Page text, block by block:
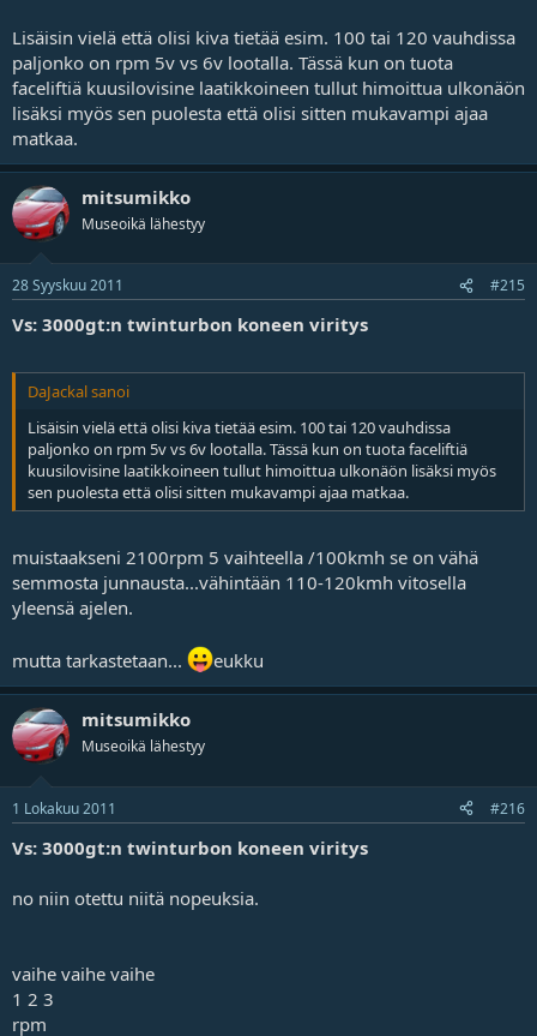
Lisäisin vielä että olisi kiva tietää esim. 100 tai 120 vauhdissa
paljonko on rpm 5v vs 6v lootalla. Tässä kun on tuota
faceliftiä kuusilovisine laatikkoineen tullut himoittua ulkonäön
lisäksi myös sen puolesta että olisi sitten mukavampi ajaa
matkaa.
mitsumikko
Museoikä lähestyy
28 Syyskuu 2011 #215
Vs: 3000gt:n twinturbon koneen viritys
DaJackal sanoi
Lisäisin vielä että olisi kiva tietää esim. 100 tai 120 vauhdissa
paljonko on rpm 5v vs 6v lootalla. Tässä kun on tuota faceliftiä
kuusilovisine laatikkoineen tullut himoittua ulkonäön lisäksi myös
sen puolesta että olisi sitten mukavampi ajaa matkaa.
muistaakseni 2100rpm 5 vaihteella /100kmh se on vähä
semmosta junnausta...vähintään 110-120kmh vitosella
yleensä ajelen.
mutta tarkastetaan... eukku
mitsumikko
Museoikä lähestyy
1 Lokakuu 2011 #216
Vs: 3000gt:n twinturbon koneen viritys
no niin otettu niitä nopeuksia.
vaihe vaihe vaihe
1 2 3
rpm